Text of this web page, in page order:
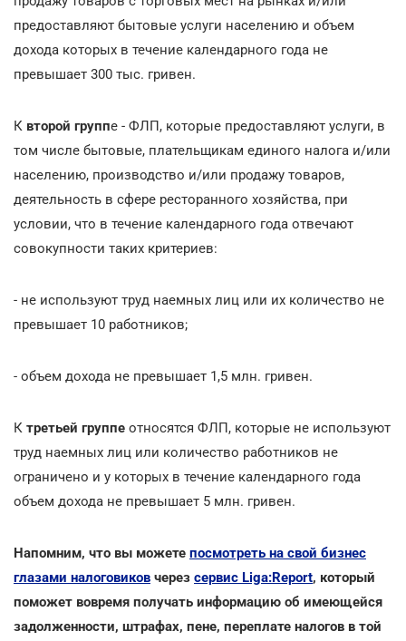
предоставляют бытовые услуги населению и объем
дохода которых в течение календарного года не
превышает 300 тыс. гривен.
К второй группе - ФЛП, которые предоставляют услуги, в
том числе бытовые, плательщикам единого налога и/или
населению, производство и/или продажу товаров,
деятельность в сфере ресторанного хозяйства, при
условии, что в течение календарного года отвечают
совокупности таких критериев:
- не используют труд наемных лиц или их количество не
превышает 10 работников;
- объем дохода не превышает 1,5 млн. гривен.
К третьей группе относятся ФЛП, которые не используют
труд наемных лиц или количество работников не
ограничено и у которых в течение календарного года
объем дохода не превышает 5 млн. гривен.
Напомним, что вы можете посмотреть на свой бизнес
глазами налоговиков через сервис Liga:Report, который
поможет вовремя получать информацию об имеющейся
задолженности, штрафах, пене, переплате налогов в той